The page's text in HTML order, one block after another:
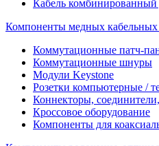
Кабель комбинированный
Компоненты медных кабельных
Коммутационные патч-
Коммутационные шнуры
Модули Keystone
Розетки компьютерные /
Коннекторы,
Кроссовое оборудование
Компоненты для